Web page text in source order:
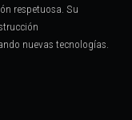
respetuosa. Su
nuevas tecnologías.